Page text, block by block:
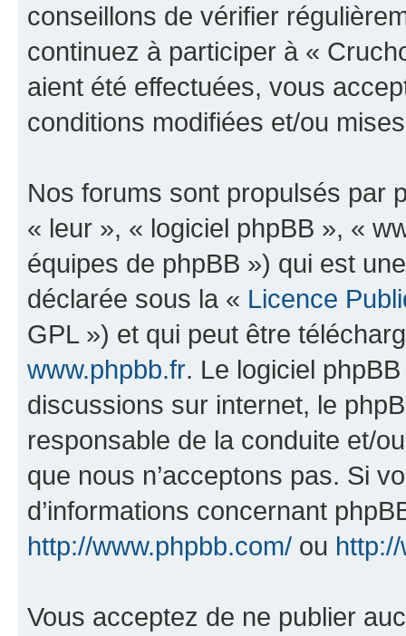
conseillons de vérifier
continuez à participer à «
aient été effectuées, vous
conditions modifiées et/ou
Nos forums sont propulsés par
« leur », « logiciel phpBB », «
équipes de phpBB ») qui est
déclarée sous la « Licence
GPL ») et qui peut être
www.phpbb.fr. Le logiciel
discussions sur internet, le
responsable de la conduite et/
que nous n’acceptons pas. Si
d’informations concernant
http://www.phpbb.com/ ou
Vous acceptez de ne publier